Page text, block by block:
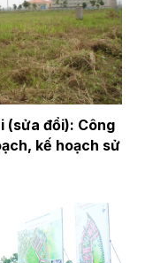
(sửa đổi): Công
kế hoạch sử